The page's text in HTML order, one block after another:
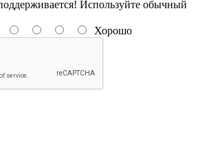
Используйте обычный
Хорошо